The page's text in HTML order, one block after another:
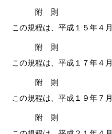
附 則
この規程は、平成１５年４月
附 則
この規程は、平成１７年４
附 則
この規程は、平成１９年７
附 則